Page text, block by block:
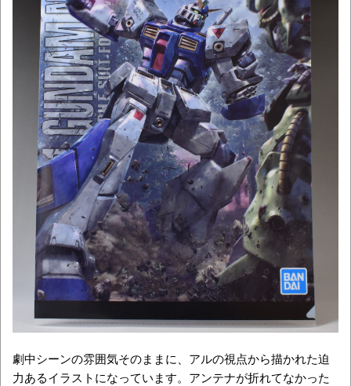
劇中シーンの雰囲気そのままに、アルの視点から描かれた迫
力あるイラストになっています。アンテナが折れてなかった